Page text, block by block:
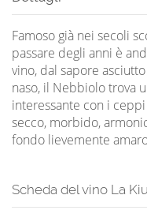
Famoso già nei secoli
passare degli anni è
vino, dal sapore
naso, il Nebbiolo trova
interessante con i
secco, morbido,
fondo lievemente
Scheda del vino La